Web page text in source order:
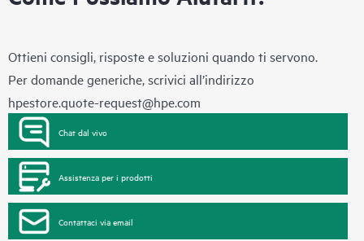
Ottieni consigli, risposte e soluzioni quando ti servono.
Per domande generiche, scrivici all’indirizzo
hpestore.quote-request@hpe.com
Chat dal vivo
Assistenza per i prodotti
Contattaci via email